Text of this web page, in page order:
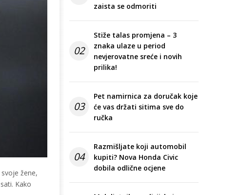
žene,
Kako
zaista se odmoriti
02
Stiže talas promjena – 3
znaka ulaze u period
nevjerovatne sreće i novih
prilika!
03
Pet namirnica za doručak koje
će vas držati sitima sve do
ručka
04
Razmišljate koji automobil
kupiti? Nova Honda Civic
dobila odlične ocjene